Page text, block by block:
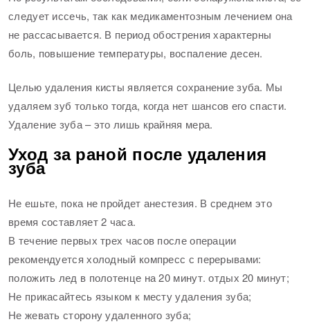
следует иссечь, так как медикаментозным лечением она
не рассасывается. В период обострения характерны
боль, повышение температуры, воспаление десен.
Целью удаления кисты является сохранение зуба. Мы
удаляем зуб только тогда, когда нет шансов его спасти.
Удаление зуба – это лишь крайняя мера.
Уход за раной после удаления
зуба
Не ешьте, пока не пройдет анестезия. В среднем это
время составляет 2 часа.
В течение первых трех часов после операции
рекомендуется холодный компресс с перерывами:
положить лед в полотенце на 20 минут. отдых 20 минут;
Не прикасайтесь языком к месту удаления зуба;
Не жевать сторону удаленного зуба;